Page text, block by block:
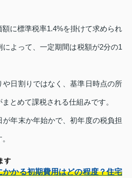
に標準税率1.4%を掛けて求められ
によって、一定期間は税額が2分の1
や日割りではなく、基準日時点の所
とめて課税される仕組みです。
年末か年始かで、初年度の税負担
す
かる初期費用はどの程度？住宅